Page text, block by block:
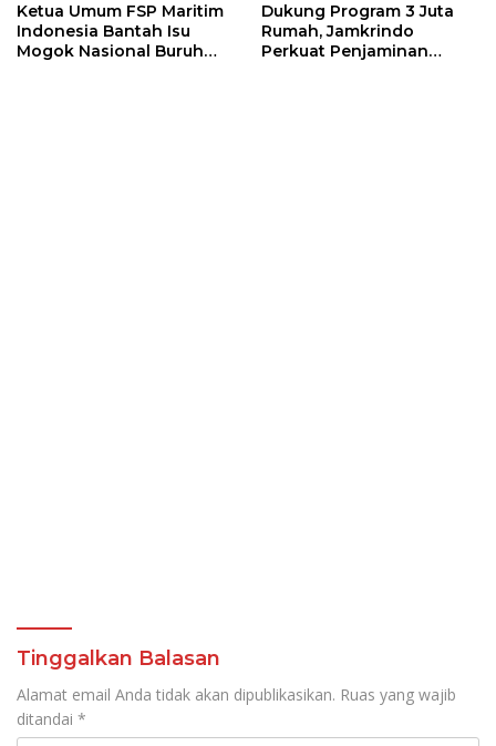
Ketua Umum FSP Maritim
Indonesia Bantah Isu
Mogok Nasional Buruh
Dukung Program 3 Juta
Rumah, Jamkrindo
Perkuat Penjaminan
Tinggalkan Balasan
Alamat email Anda tidak akan dipublikasikan. Ruas yang wajib
ditandai *